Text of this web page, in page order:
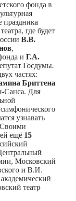
фонда в
праздника
где будет
В.В.
,
и Г.А.
Госдумы.
частях:
Бриттена
Санса. Для
узнавать
ещё 15
Московский
и В.И.
театр